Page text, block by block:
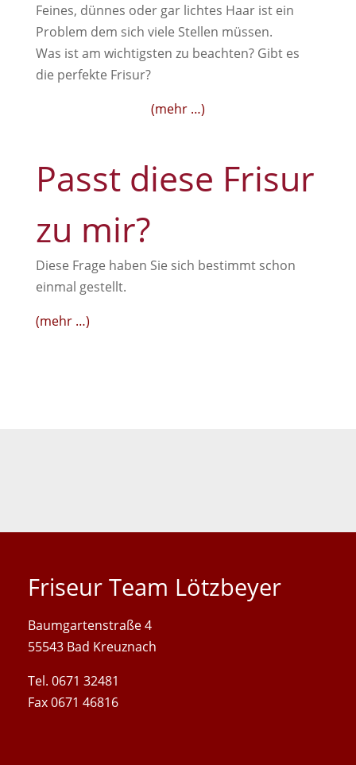
Feines, dünnes oder gar lichtes Haar ist ein
Problem dem sich viele Stellen müssen.
Was ist am wichtigsten zu beachten? Gibt es
die perfekte Frisur?
(mehr …)
Passt diese Frisur
zu mir?
Diese Frage haben Sie sich bestimmt schon
einmal gestellt.
(mehr …)
Friseur Team Lötzbeyer
Baum­garten­straße 4
55543 Bad Kreuz­nach
Tel. 0671 32481
Fax 0671 46816